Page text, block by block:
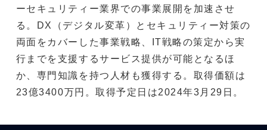
ーセキュリティー業界での事業展開を加速させ
る。DX（デジタル変革）とセキュリティー対策の
両面をカバーした事業戦略、IT戦略の策定から実
行までを支援するサービス提供が可能となるほ
か、専門知識を持つ人材も獲得する。取得価額は
23億3400万円。取得予定日は2024年3月29日。